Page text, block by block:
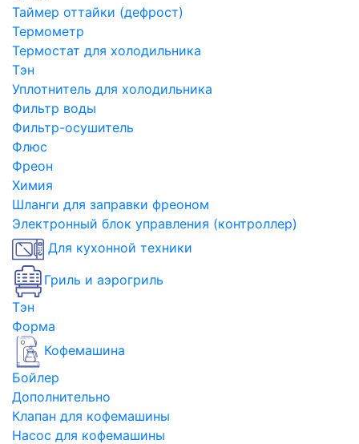
Таймер оттайки (дефрост)
Термометр
Термостат для холодильника
Тэн
Уплотнитель для холодильника
Фильтр воды
Фильтр-осушитель
Флюс
Фреон
Химия
Шланги для заправки фреоном
Электронный блок управления (контроллер)
Для кухонной техники
Гриль и аэрогриль
Тэн
Форма
Кофемашина
Бойлер
Дополнительно
Клапан для кофемашины
Насос для кофемашины